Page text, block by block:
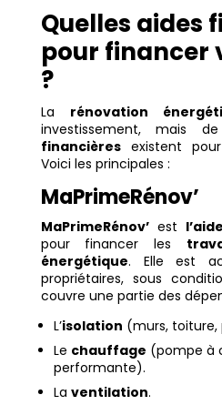
Quelles aides
pour financer
?
La rénovation
investissement, mais
financièresexistent pour
Voici les principales :
MaPrimeRénov’
MaPrimeRénov’est
pour financer les
énergétique. Elle est
propriétaires, sous
couvre une partie des
L’isolation (murs, toiture,
Le chauffage (pompe à
performante).
La ventilation.